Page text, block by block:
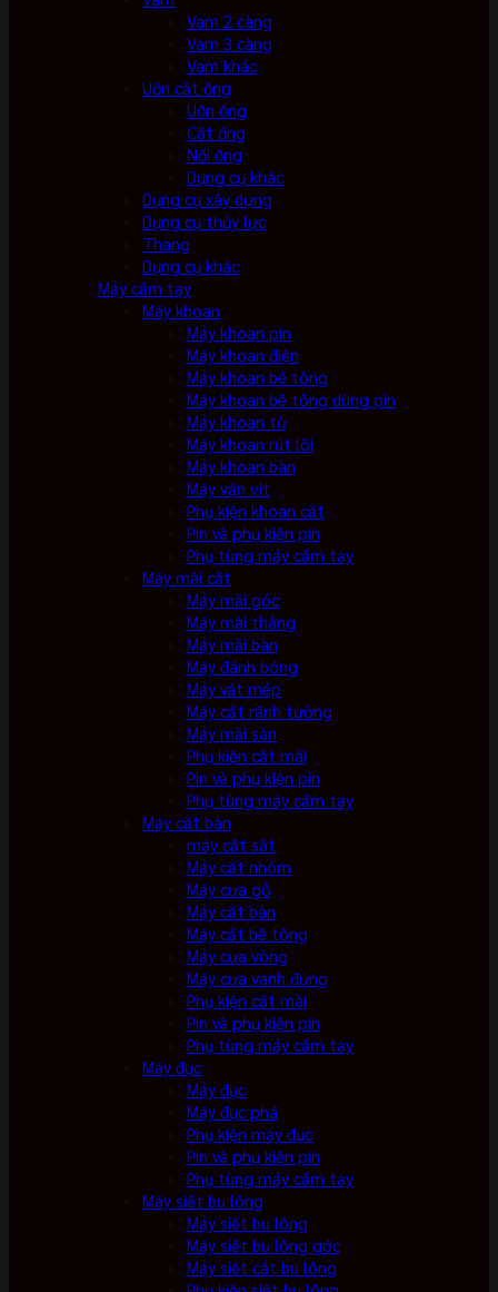
Vam 2 càng
Vam 3 càng
Vam khác
Uốn cắt ống
Uốn ống
Cắt ống
Nối ống
Dụng cụ khác
Dụng cụ xây dựng
Dụng cụ thủy lực
Thang
Dụng cụ khác
Máy cầm tay
Máy khoan
Máy khoan pin
Máy khoan điện
Máy khoan bê tông
Máy khoan bê tông dùng pin
Máy khoan từ
Máy khoan rút lõi
Máy khoan bàn
Máy vặn vít
Phụ kiện khoan cắt
Pin và phụ kiện pin
Phụ tùng máy cầm tay
Máy mài cắt
Máy mài góc
Máy mài thẳng
Máy mài bàn
Máy đánh bóng
Máy vát mép
Máy cắt rãnh tường
Máy mài sàn
Phụ kiện cắt mài
Pin và phụ kiện pin
Phụ tùng máy cầm tay
Máy cắt bàn
máy cắt sắt
Máy cắt nhôm
Máy cưa gỗ
Máy cắt bàn
Máy cắt bê tông
Máy cưa vòng
Máy cưa vanh đứng
Phụ kiện cắt mài
Pin và phụ kiện pin
Phụ tùng máy cầm tay
Máy đục
Máy đục
Máy đục phá
Phụ kiện máy đục
Pin và phụ kiện pin
Phụ tùng máy cầm tay
Máy siết bu lông
Máy siết bu lông
Máy siết bu lông góc
Máy siết cắt bu lông